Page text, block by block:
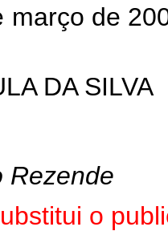
março de
DA SILVA
Rezende
o